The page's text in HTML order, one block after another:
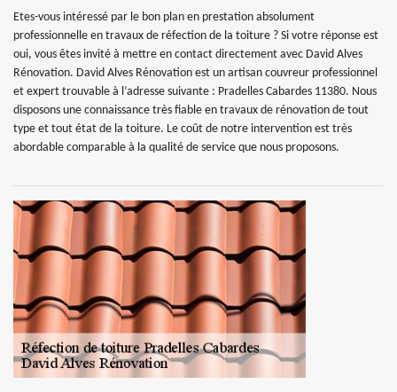
Etes-vous intéressé par le bon plan en prestation absolument
professionnelle en travaux de réfection de la toiture ? Si votre réponse est
oui, vous êtes invité à mettre en contact directement avec David Alves
Rénovation. David Alves Rénovation est un artisan couvreur professionnel
et expert trouvable à l’adresse suivante : Pradelles Cabardes 11380. Nous
disposons une connaissance très fiable en travaux de rénovation de tout
type et tout état de la toiture. Le coût de notre intervention est très
abordable comparable à la qualité de service que nous proposons.